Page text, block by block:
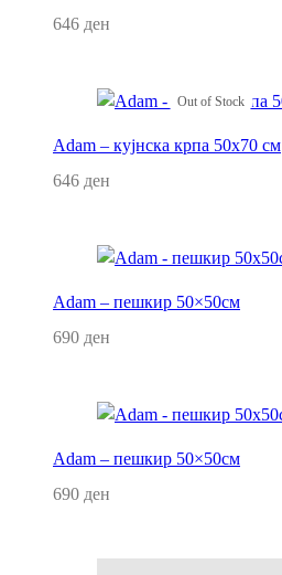
646 ден
Out of Stock
Adam – кујнска крпа 50х70 см
646 ден
Adam – пешкир 50×50см
690 ден
Adam – пешкир 50×50см
690 ден